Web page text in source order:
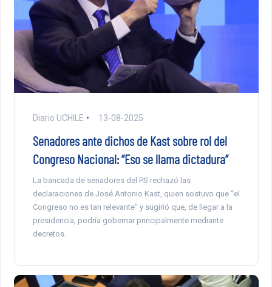
Diario UCHILE 13-08-2025
Senadores ante dichos de Kast sobre rol del
Congreso Nacional: “Eso se llama dictadura”
La bancada de senadores del PS rechazó las
declaraciones de José Antonio Kast, quien sostuvo que “el
Congreso no es tan relevante” y sugirió que, de llegar a la
presidencia, podría gobernar principalmente mediante
decretos.